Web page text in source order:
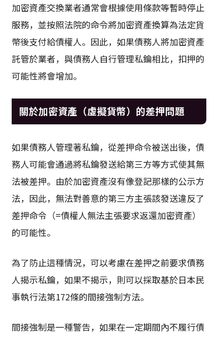
加密資產交換業者通常會根據使用條款等暫時停止
服務，並按照法院的命令將加密資產換算為法定貨
幣後支付給債權人。因此，如果債務人將加密資產
託管於業者，與債務人自行管理私鑰相比，扣押的
可能性將會增加。
關於加密資產（虛擬貨幣）的差押問題
如果債務人管理著私鑰，從差押命令被送出後，債
務人可能會通過將私鑰發送給第三方等方式使其無
法被差押。由於加密資產沒有像登記那樣的公示方
法，因此，無法對善意的第三方主張該發送違反了
差押命令（=債權人無法主張要求返還加密資產）
的可能性。
為了防止這種情況，可以考慮在差押之前要求債務
人揭示私鑰，如果不揭示，則可以採取基於日本民
事執行法第172條的間接強制方法。
間接強制是一種警告，如果在一定期間內不履行債